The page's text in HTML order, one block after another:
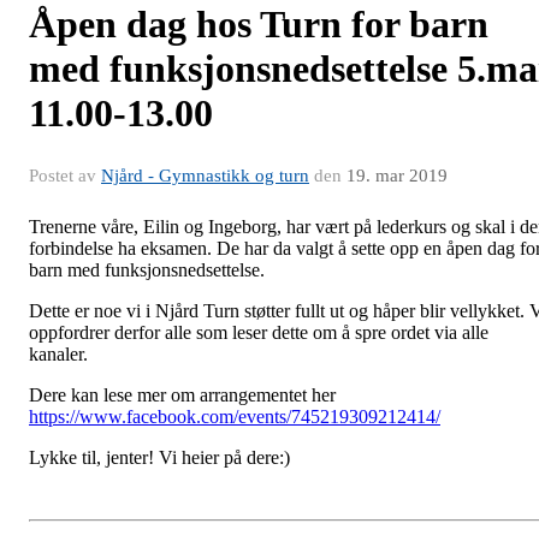
Åpen dag hos Turn for barn
med funksjonsnedsettelse
11.00-13.00
Postet av Njård - Gymnastikk og turn den 19. mar 2019
Trenerne våre, Eilin og Ingeborg, har vært på lederkurs og skal i
forbindelse ha eksamen. De har da valgt å sette opp en åpen dag
barn med funksjonsnedsettelse.
Dette er noe vi i Njård Turn støtter fullt ut og håper blir vellykket.
oppfordrer derfor alle som leser dette om å spre ordet via alle
kanaler.
Dere kan lese mer om arrangementet her
https://www.facebook.com/events/745219309212414/
Lykke til, jenter! Vi heier på dere:)